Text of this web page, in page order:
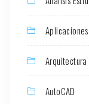
Aplicaciones
Arquitectura
AutoCAD